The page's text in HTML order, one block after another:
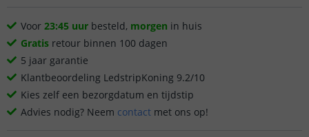
Voor 23:45 uur besteld, morgen in huis
Gratis retour binnen 100 dagen
5 jaar garantie
Klantbeoordeling LedstripKoning 9.2/10
Kies zelf een bezorgdatum en tijdstip
Advies nodig? Neem contact met ons op!